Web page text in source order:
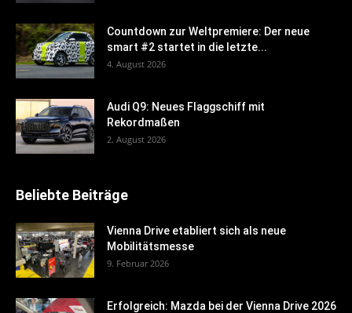
Countdown zur Weltpremiere: Der neue
smart #2 startet in die letzte...
4. August 2026
Audi Q9: Neues Flaggschiff mit
Rekordmaßen
2. August 2026
Beliebte Beiträge
Vienna Drive etabliert sich als neue
Mobilitätsmesse
9. Februar 2026
Erfolgreich: Mazda bei der Vienna Drive 2026